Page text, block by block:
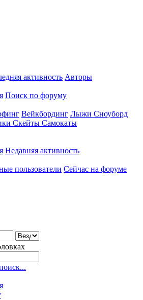
активность Авторы
Поиск по форуму
Вейкбординг Лыжи Сноуборд
Скейты Самокаты
Недавняя активность
пользователи Сейчас на форуме